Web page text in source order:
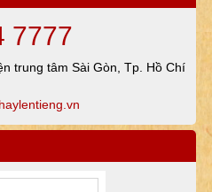
7777
trung tâm Sài Gòn, Tp. Hồ Chí